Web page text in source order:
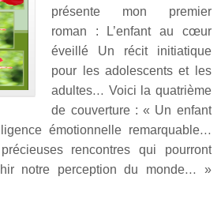
présente mon premier
roman : L’enfant au cœur
éveillé Un récit initiatique
pour les adolescents et les
adultes… Voici la quatrième
de couverture : « Un enfant
émotionnelle remarquable…
rencontres qui pourront
notre perception du monde… »